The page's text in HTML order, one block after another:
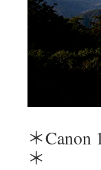
＊Canon
＊